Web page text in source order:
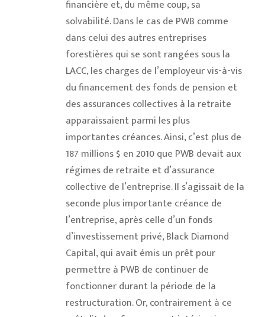
financière et, du même coup, sa
solvabilité. Dans le cas de PWB comme
dans celui des autres entreprises
forestières qui se sont rangées sous la
LACC, les charges de l’employeur vis-à-vis
du financement des fonds de pension et
des assurances collectives à la retraite
apparaissaient parmi les plus
importantes créances. Ainsi, c’est plus de
187 millions $ en 2010 que PWB devait aux
régimes de retraite et d’assurance
collective de l’entreprise. Il s’agissait de la
seconde plus importante créance de
l’entreprise, après celle d’un fonds
d’investissement privé, Black Diamond
Capital, qui avait émis un prêt pour
permettre à PWB de continuer de
fonctionner durant la période de la
restructuration. Or, contrairement à ce